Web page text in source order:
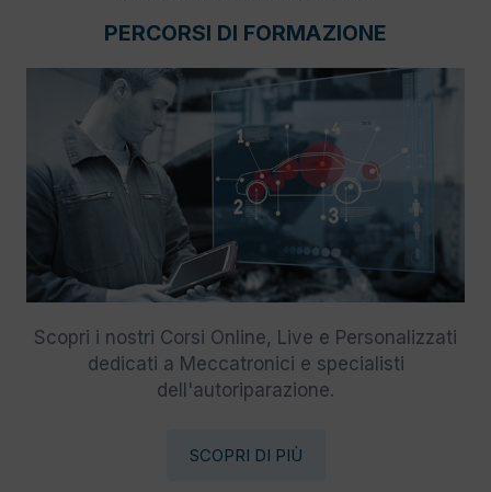
PERCORSI DI FORMAZIONE
Scopri i nostri Corsi Online, Live e Personalizzati
dedicati a Meccatronici e specialisti
dell'autoriparazione.
SCOPRI DI PIÙ